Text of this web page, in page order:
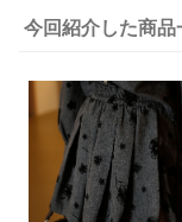
今回紹介した商品